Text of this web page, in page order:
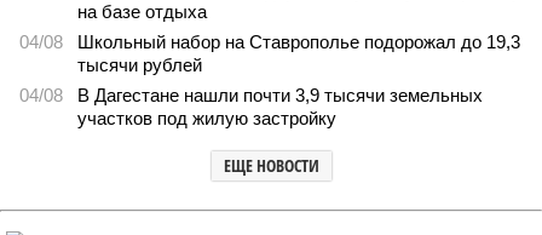
на базе отдыха
04/08
Школьный набор на Ставрополье подорожал до 19,3
тысячи рублей
04/08
В Дагестане нашли почти 3,9 тысячи земельных
участков под жилую застройку
ЕЩЕ НОВОСТИ